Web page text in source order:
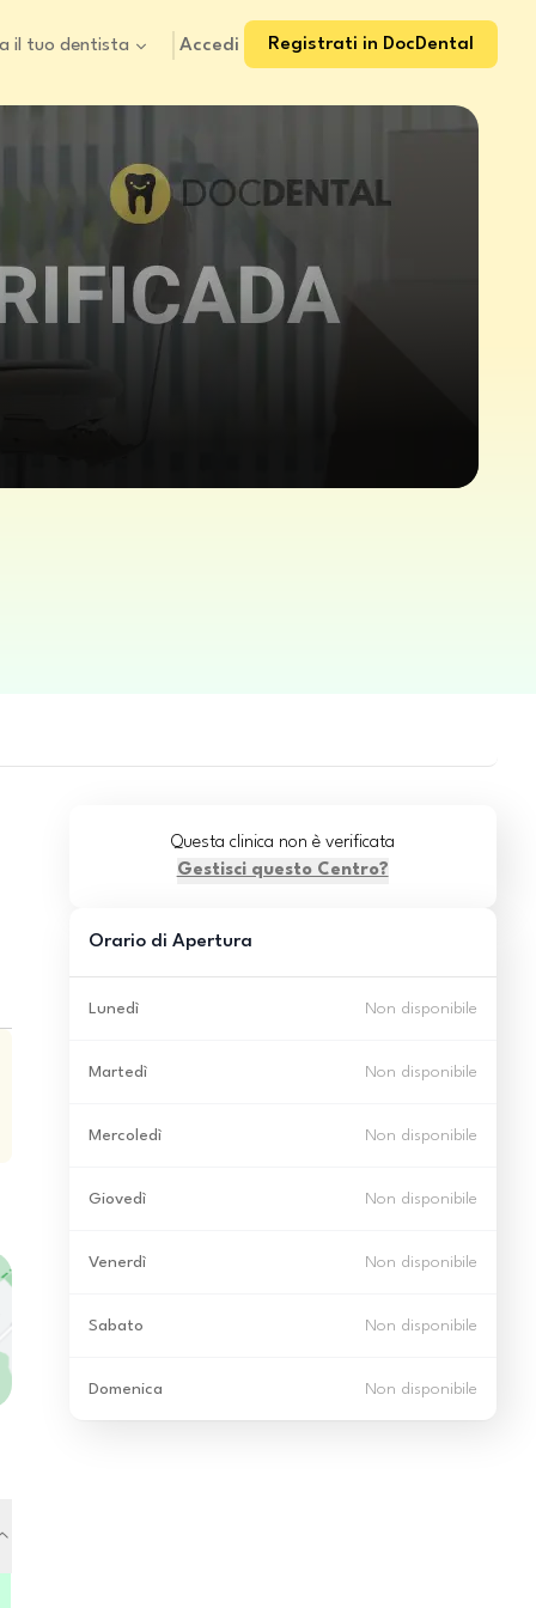
il tuo dentista Accedi Registrati in DocDental
Questa clinica non è verificata
Gestisci questo Centro?
Orario di Apertura
Lunedì Non disponibile
Martedì Non disponibile
Mercoledì Non disponibile
Giovedì Non disponibile
Venerdì Non disponibile
Sabato Non disponibile
Domenica Non disponibile